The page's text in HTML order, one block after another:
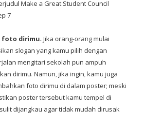
foto dirimu. Jika orang-orang mulai
slogan yang kamu pilih dengan
mengitari sekolah pun ampuh
dirimu. Namun, jika ingin, kamu juga
foto dirimu di dalam poster; meski
poster tersebut kamu tempel di
dijangkau agar tidak mudah dirusak